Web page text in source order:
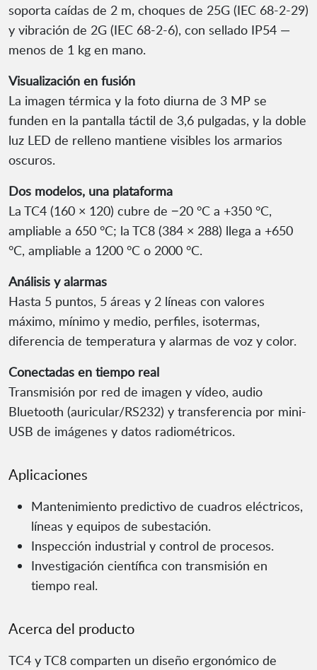
soporta caídas de 2 m, choques de 25G (IEC 68-2-29)
y vibración de 2G (IEC 68-2-6), con sellado IP54 —
menos de 1 kg en mano.
Visualización en fusión
La imagen térmica y la foto diurna de 3 MP se
funden en la pantalla táctil de 3,6 pulgadas, y la doble
luz LED de relleno mantiene visibles los armarios
oscuros.
Dos modelos, una plataforma
La TC4 (160 × 120) cubre de −20 °C a +350 °C,
ampliable a 650 °C; la TC8 (384 × 288) llega a +650
°C, ampliable a 1200 °C o 2000 °C.
Análisis y alarmas
Hasta 5 puntos, 5 áreas y 2 líneas con valores
máximo, mínimo y medio, perfiles, isotermas,
diferencia de temperatura y alarmas de voz y color.
Conectadas en tiempo real
Transmisión por red de imagen y vídeo, audio
Bluetooth (auricular/RS232) y transferencia por mini-
USB de imágenes y datos radiométricos.
Aplicaciones
Mantenimiento predictivo de cuadros eléctricos,
líneas y equipos de subestación.
Inspección industrial y control de procesos.
Investigación científica con transmisión en
tiempo real.
Acerca del producto
TC4 y TC8 comparten un diseño ergonómico de